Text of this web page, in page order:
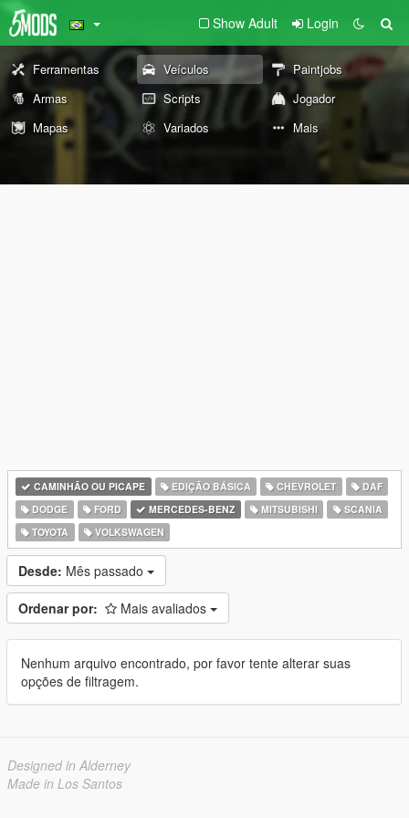
Show Adult Login
Ferramentas Veículos
Paintjobs
Armas
Scripts
Jogador
Mapas
Variados Mais
CAMINHÃO OU PICAPE EDIÇÃO BÁSICA CHEVROLET
DAF
DODGE
FORD MERCEDES-BENZ MITSUBISHI
SCANIA
TOYOTA
VOLKSWAGEN
Desde: Mês passado
Ordenar por: Mais avaliados
Nenhum arquivo encontrado, por favor tente alterar suas
opções de filtragem.
Designed in Alderney
Made in Los Santos